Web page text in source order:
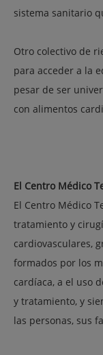
sistema sanitario
Otro colectivo de
para acceder a la
pesar de ser
con alimentos
El Centro Médico
El Centro Médico
tratamiento y
cardiovasculares,
formados por los
cardíaca, a el uso
y tratamiento, y
las personas, sus